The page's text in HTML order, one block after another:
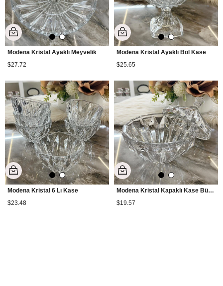
Modena Kristal Ayaklı Meyvelik
$27.72
Modena Kristal Ayaklı Bol Kase
$25.65
Modena Kristal 6 Lı Kase
$23.48
Modena Kristal Kapaklı Kase Büyük Boy
$19.57